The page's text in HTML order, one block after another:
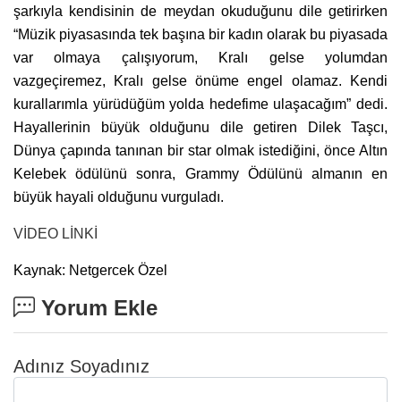
şarkıyla kendisinin de meydan okuduğunu dile getirirken
“Müzik piyasasında tek başına bir kadın olarak bu piyasada
var olmaya çalışıyorum, Kralı gelse yolumdan
vazgeçiremez, Kralı gelse önüme engel olamaz. Kendi
kurallarımla yürüdüğüm yolda hedefime ulaşacağım” dedi.
Hayallerinin büyük olduğunu dile getiren Dilek Taşcı,
Dünya çapında tanınan bir star olmak istediğini, önce Altın
Kelebek ödülünü sonra, Grammy Ödülünü almanın en
büyük hayali olduğunu vurguladı.
VİDEO LİNKİ
Kaynak: Netgercek Özel
Yorum Ekle
Adınız Soyadınız